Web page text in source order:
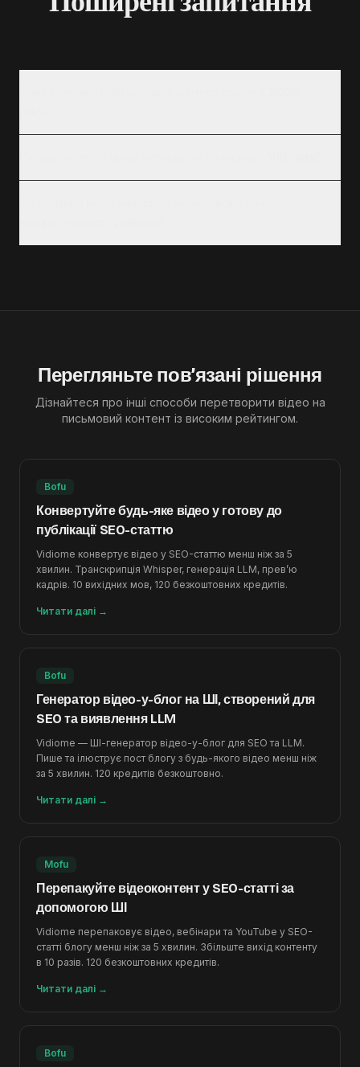
Перегляньте пов’язані рішення
Дізнайтеся про інші способи перетворити відео на
письмовий контент із високим рейтингом.
Bofu
Конвертуйте будь-яке відео у готову до
публікації SEO-статтю
Vidiome конвертує відео у SEO-статтю менш ніж за 5
хвилин. Транскрипція Whisper, генерація LLM, превʼю
кадрів. 10 вихідних мов, 120 безкоштовних кредитів.
Читати далі →
Bofu
Генератор відео-у-блог на ШІ, створений для
SEO та виявлення LLM
Vidiome — ШІ-генератор відео-у-блог для SEO та LLM.
Пише та ілюструє пост блогу з будь-якого відео менш ніж
за 5 хвилин. 120 кредитів безкоштовно.
Читати далі →
Mofu
Перепакуйте відеоконтент у SEO-статті за
допомогою ШІ
Vidiome перепаковує відео, вебінари та YouTube у SEO-
статті блогу менш ніж за 5 хвилин. Збільште вихід контенту
в 10 разів. 120 безкоштовних кредитів.
Читати далі →
Bofu